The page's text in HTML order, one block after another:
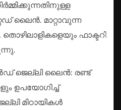
ലൈൻ. മാറ്റാവുന്ന
ഫാക്ടറി
ജെല്ലി ലൈൻ: രണ്ട്
ഉപയോഗിച്ച്
മിഠായികൾ